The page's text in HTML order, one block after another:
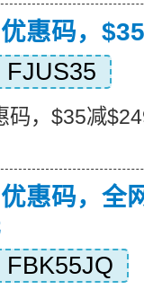
惠码，
FJUS35
码，$35减
惠码，全
FBK55JQ